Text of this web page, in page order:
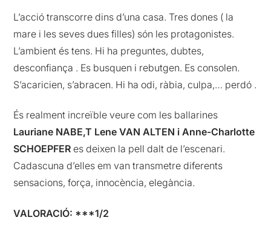
L’acció transcorre dins d’una casa. Tres dones ( la
mare i les seves dues filles) són les protagonistes.
L’ambient és tens. Hi ha preguntes, dubtes,
desconfiança . Es busquen i rebutgen. Es consolen.
S’acaricien, s’abracen. Hi ha odi, ràbia, culpa,… perdó .
És realment increïble veure com les ballarines
Lauriane NABE,T Lene VAN ALTEN i Anne-Charlotte
SCHOEPFER es deixen la pell dalt de l’escenari.
Cadascuna d’elles em van transmetre diferents
sensacions, força, innocència, elegància.
VALORACIÓ: ***1/2